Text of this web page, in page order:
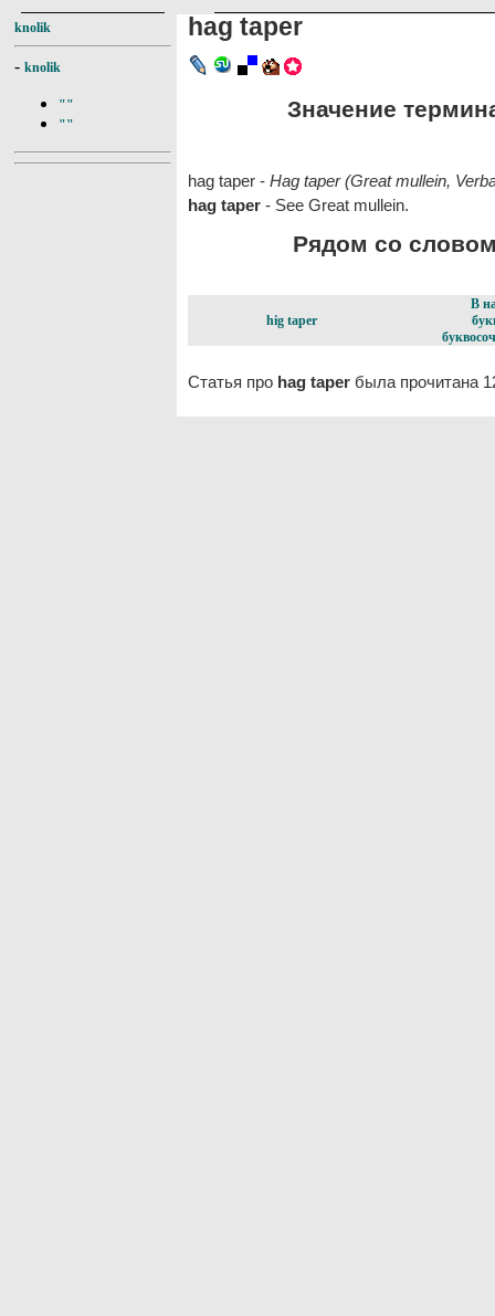
knolik
- knolik
""
""
hag taper
Значение
hag taper - Hag taper (Great mullein,
hag taper - See Great mullein.
Рядом со
hig taper
В
Статья про hag taper была прочитана